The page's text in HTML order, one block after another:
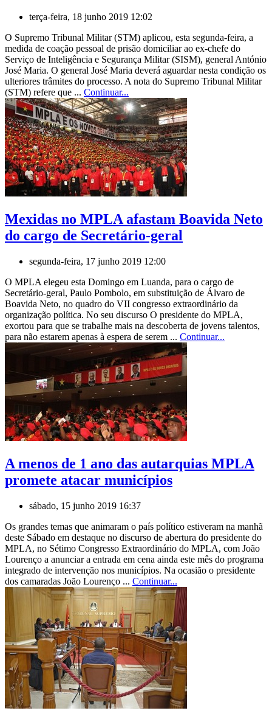
terça-feira, 18 junho 2019 12:02
O Supremo Tribunal Militar (STM) aplicou, esta segunda-feira, a
medida de coação pessoal de prisão domiciliar ao ex-chefe do
Serviço de Inteligência e Segurança Militar (SISM), general António
José Maria. O general José Maria deverá aguardar nesta condição os
ulteriores trâmites do processo. A nota do Supremo Tribunal Militar
(STM) refere que ... Continuar...
Mexidas no MPLA afastam Boavida Neto
do cargo de Secretário-geral
segunda-feira, 17 junho 2019 12:00
O MPLA elegeu esta Domingo em Luanda, para o cargo de
Secretário-geral, Paulo Pombolo, em substituição de Álvaro de
Boavida Neto, no quadro do VII congresso extraordinário da
organização política. No seu discurso O presidente do MPLA,
exortou para que se trabalhe mais na descoberta de jovens talentos,
para não estarem apenas à espera de serem ... Continuar...
A menos de 1 ano das autarquias MPLA
promete atacar municípios
sábado, 15 junho 2019 16:37
Os grandes temas que animaram o país político estiveram na manhã
deste Sábado em destaque no discurso de abertura do presidente do
MPLA, no Sétimo Congresso Extraordinário do MPLA, com João
Lourenço a anunciar a entrada em cena ainda este mês do programa
integrado de intervenção nos municípios. Na ocasião o presidente
dos camaradas João Lourenço ... Continuar...